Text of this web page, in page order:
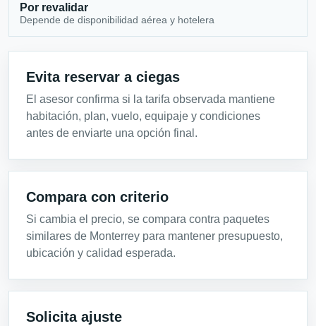
Por revalidar
Depende de disponibilidad aérea y hotelera
Evita reservar a ciegas
El asesor confirma si la tarifa observada mantiene
habitación, plan, vuelo, equipaje y condiciones
antes de enviarte una opción final.
Compara con criterio
Si cambia el precio, se compara contra paquetes
similares de Monterrey para mantener presupuesto,
ubicación y calidad esperada.
Solicita ajuste